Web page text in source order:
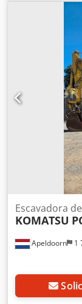
Csdpfxszhp
estado * Balde
Apeldoorn 1
Escavadora
KOMATSU